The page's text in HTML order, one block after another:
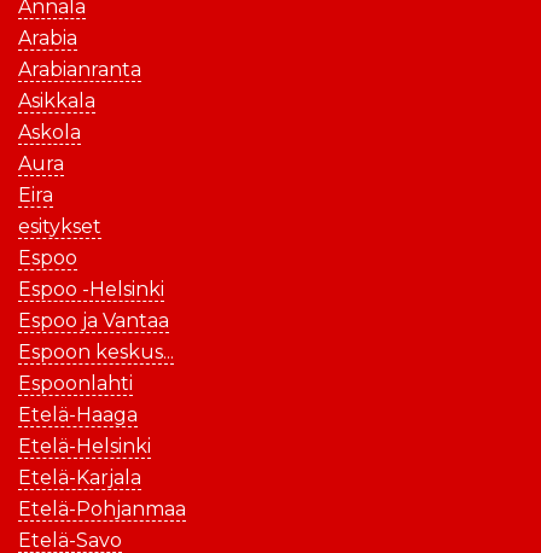
Annala
Arabia
Arabianranta
Asikkala
Askola
Aura
Eira
esitykset
Espoo
Espoo -Helsinki
Espoo ja Vantaa
Espoon keskus...
Espoonlahti
Etelä-Haaga
Etelä-Helsinki
Etelä-Karjala
Etelä-Pohjanmaa
Etelä-Savo